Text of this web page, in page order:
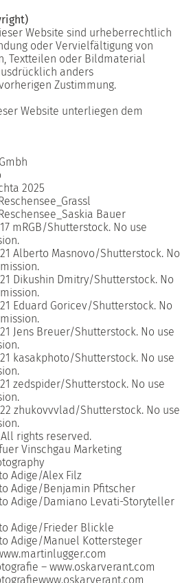
Website sind urheberrechtlich
oder Vervielfältigung von
Textteilen oder Bildmaterial
anders
Zustimmung.
Website unterliegen dem
2025
Bauer
mRGB/Shutterstock. No use
Alberto Masnovo/Shutterstock. No
Dikushin Dmitry/Shutterstock. No
Eduard Goricev/Shutterstock. No
Jens Breuer/Shutterstock. No use
kasakphoto/Shutterstock. No use
zedspider/Shutterstock. No use
zhukovvvlad/Shutterstock. No use
rights reserved.
Vinschgau Marketing
Adige/Alex Filz
Adige/Benjamin Pfitscher
Adige/Damiano Levati-Storyteller
Adige/Frieder Blickle
Adige/Manuel Kottersteger
– www.oskarverant.com